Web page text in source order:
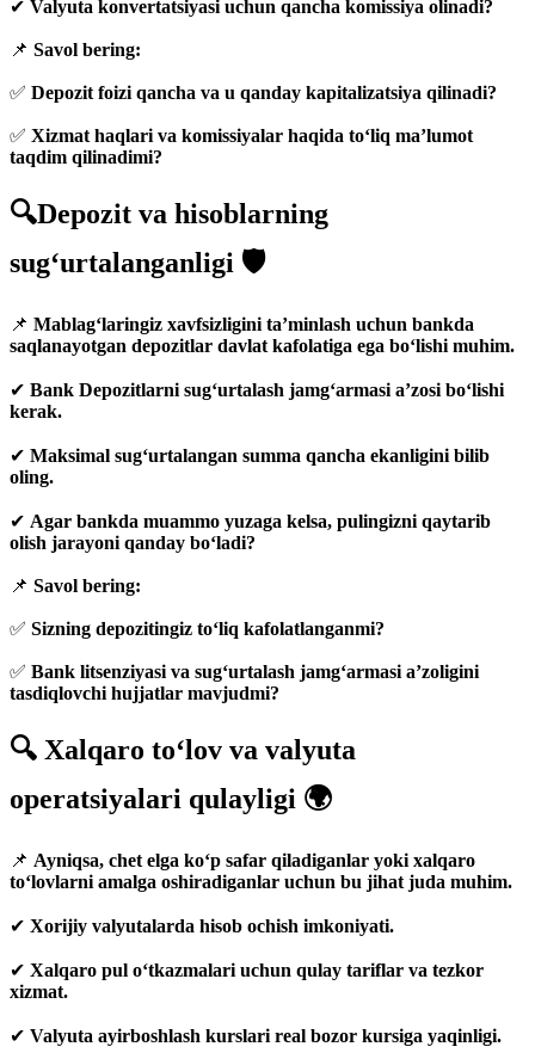
✔ Valyuta konvertatsiyasi uchun qancha komissiya olinadi?
📌 Savol bering:
✅ Depozit foizi qancha va u qanday kapitalizatsiya qilinadi?
✅ Xizmat haqlari va komissiyalar haqida to‘liq ma’lumot
taqdim qilinadimi?
🔍Depozit va hisoblarning
sug‘urtalanganligi 🛡
📌 Mablag‘laringiz xavfsizligini ta’minlash uchun bankda
saqlanayotgan depozitlar davlat kafolatiga ega bo‘lishi muhim.
✔ Bank Depozitlarni sug‘urtalash jamg‘armasi a’zosi bo‘lishi
kerak.
✔ Maksimal sug‘urtalangan summa qancha ekanligini bilib
oling.
✔ Agar bankda muammo yuzaga kelsa, pulingizni qaytarib
olish jarayoni qanday bo‘ladi?
📌 Savol bering:
✅ Sizning depozitingiz to‘liq kafolatlanganmi?
✅ Bank litsenziyasi va sug‘urtalash jamg‘armasi a’zoligini
tasdiqlovchi hujjatlar mavjudmi?
🔍 Xalqaro to‘lov va valyuta
operatsiyalari qulayligi 🌍
📌 Ayniqsa, chet elga ko‘p safar qiladiganlar yoki xalqaro
to‘lovlarni amalga oshiradiganlar uchun bu jihat juda muhim.
✔ Xorijiy valyutalarda hisob ochish imkoniyati.
✔ Xalqaro pul o‘tkazmalari uchun qulay tariflar va tezkor
xizmat.
✔ Valyuta ayirboshlash kurslari real bozor kursiga yaqinligi.